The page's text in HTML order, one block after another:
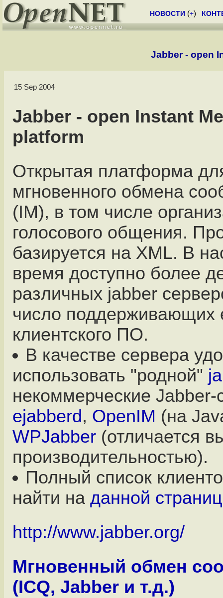
НОВОСТИ (+)
Jabber - open
15 Sep 2004
Jabber - open Instant
platform
Открытая платформа
мгновенного обмена
(IM), в том числе
голосового общения.
базируется на XML. В
время доступно более
различных jabber
число поддерживающих
клиентского ПО.
В качестве сервера
использовать "родной"
некоммерческие
ejabberd , OpenIM (на
WPJabber(отличается
производительностью).
Полный список
найти на данной
http://www.jabber.org/
Мгновенный обмен
(ICQ, Jabber и т.д.)